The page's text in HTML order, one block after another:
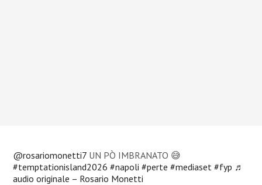
@rosariomonetti7 UN PÒ IMBRANATO 😅
#temptationisland2026 #napoli #perte #mediaset #fyp ♬
audio originale – Rosario Monetti